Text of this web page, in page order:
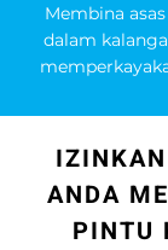
Membina
dalam
ANDA
PINTU